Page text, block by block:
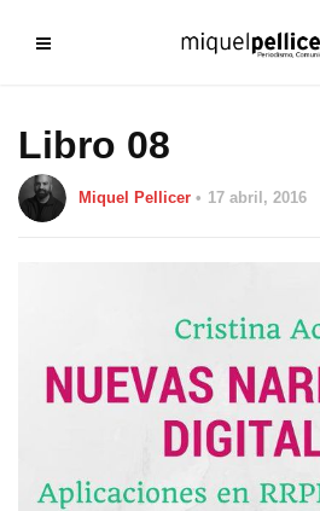
Libro 08
Miquel Pellicer 17 abril, 2016